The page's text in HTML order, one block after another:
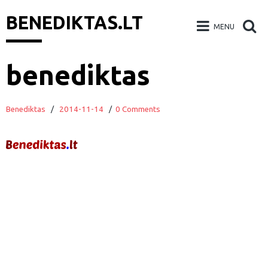
BENEDIKTAS.LT MENU
Skipbenediktas
Benediktas / 2014-11-14 / 0 Comments